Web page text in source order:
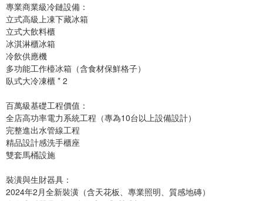
專業商業級冷鏈設備：
立式高級上凍下藏冰箱
立式大飲料櫃
冰淇淋櫃冰箱
冷飲供應機
多功能工作檯冰箱（含食材保鮮格子）
臥式大冷凍櫃 * 2
百萬級基礎工程價值：
全店高功率電力系統工程（專為10台以上設備設計）
完整進出水管線工程
精品設計感洗手櫃座
雙套馬桶設施
裝潢與生財器具：
2024年2月全新裝潢（含天花板、專業照明、質感地磚）